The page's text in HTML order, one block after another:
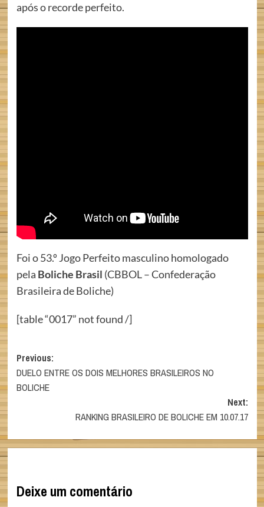
após o recorde perfeito.
Foi o 53.º Jogo Perfeito masculino homologado
pela Boliche Brasil (CBBOL – Confederação
Brasileira de Boliche)
[table “0017” not found /]
Post
navigation
Previous:
DUELO ENTRE OS DOIS MELHORES BRASILEIROS NO
BOLICHE
Next:
RANKING BRASILEIRO DE BOLICHE EM 10.07.17
Deixe um comentário